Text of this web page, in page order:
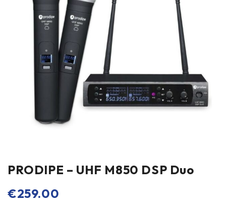
PRODIPE – UHF M850 DSP Duo
€259.00